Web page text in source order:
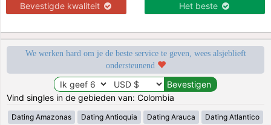
Bevestigde kwaliteit Het beste
We werken hard om je de beste service te geven, wees alsjeblieft
ondersteunend
Vind singles in de gebieden van: Colombia
Dating Amazonas Dating Antioquia Dating Arauca Dating Atlantico